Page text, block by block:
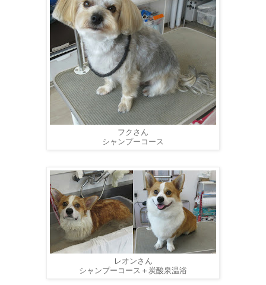
フクさん
シャンプーコース
レオンさん
シャンプーコース＋炭酸泉温浴